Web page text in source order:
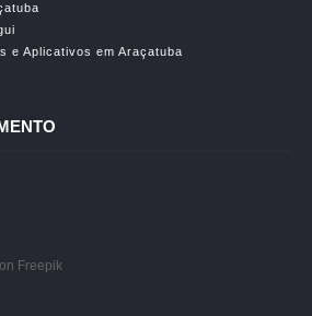
e Aplicativos em Araçatuba
on Freepik